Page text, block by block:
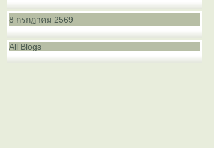
8 กรกฏาคม 2569
All Blogs